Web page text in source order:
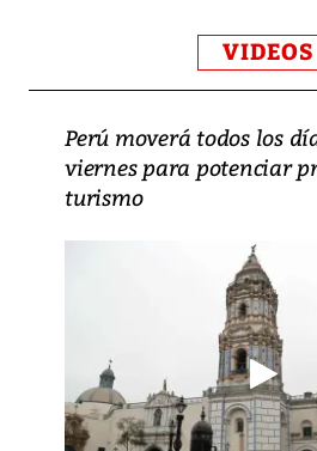
VIDEOS
Perú moverá todos los
viernes para potenciar
turismo